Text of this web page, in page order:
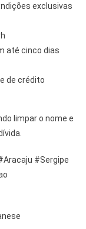
exclusivas
até cinco dias
de crédito
limpar o nome e
#Sergipe